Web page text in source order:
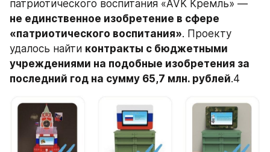
не единственное изобретение в сфере
«патриотического воспитания». Проекту
удалось найти контракты с бюджетными
учреждениями на подобные изобретения за
последний год на сумму 65,7 млн. рублей.4